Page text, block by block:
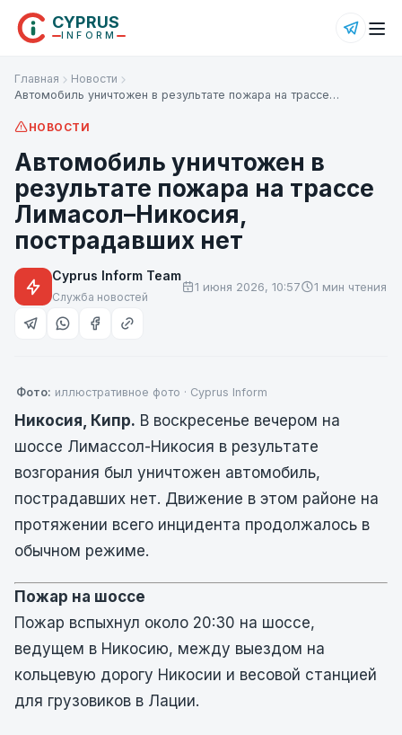
CYPRUS
INFORM
Главная
Новости
Автомобиль уничтожен в результате пожара на трассе…
НОВОСТИ
Автомобиль уничтожен в
результате пожара на трассе
Лимасол–Никосия,
пострадавших нет
Cyprus Inform Team
Служба новостей
1 июня 2026, 10:57 1 мин чтения
Фото: иллюстративное фото · Cyprus Inform
Никосия, Кипр. В воскресенье вечером на
шоссе Лимассол-Никосия в результате
возгорания был уничтожен автомобиль,
пострадавших нет. Движение в этом районе на
протяжении всего инцидента продолжалось в
обычном режиме.
Пожар на шоссе
Пожар вспыхнул около 20:30 на шоссе,
ведущем в Никосию, между выездом на
кольцевую дорогу Никосии и весовой станцией
для грузовиков в Лации.